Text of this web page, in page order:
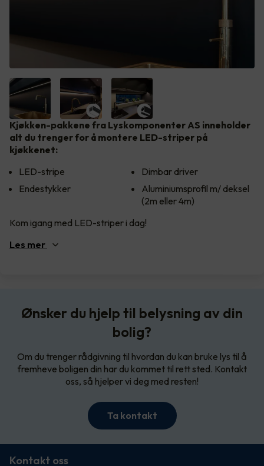
Kjøkken-pakkene fra Lyskomponenter AS inneholder
alt du trenger for å montere LED-striper på
kjøkkenet:
LED-stripe
Endestykker
Dimbar driver
Aluminiumsprofil m/ deksel
(2m eller 4m)
Kom igang med LED-striper i dag!
Les mer
Ønsker du hjelp til belysning av din
bolig?
Om du trenger rådgivning til hvordan du kan bruke lys til å
fremheve boligen din har du kommet til rett sted. Kontakt
oss, så hjelper vi deg med resten!
Ta kontakt
Kontakt oss